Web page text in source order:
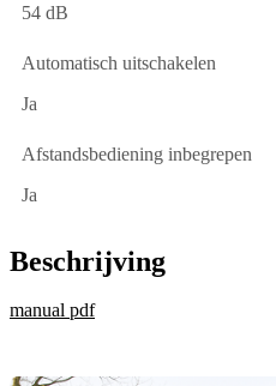
54 dB
Automatisch uitschakelen
Ja
Afstandsbediening inbegrepen
Ja
Beschrijving
manual pdf